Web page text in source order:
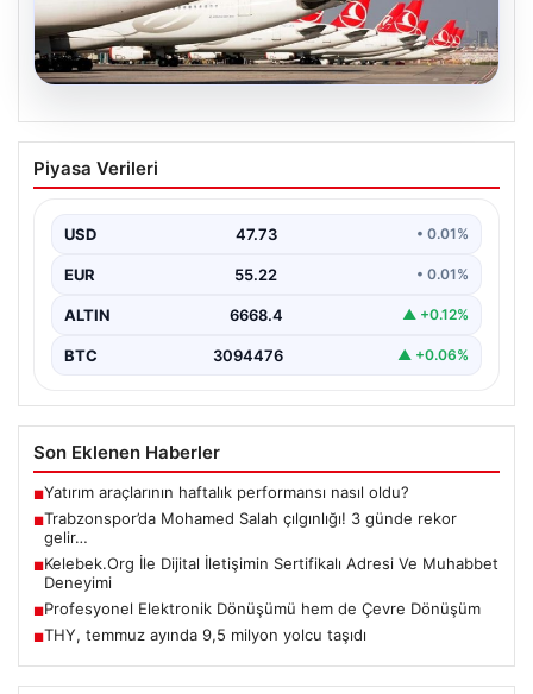
THY, temmuz ayında 9,5 milyon yolcu
taşıdı
Piyasa Verileri
USD 47.73 • 0.01%
EUR 55.22 • 0.01%
ALTIN 6668.4 ▲ +0.12%
BTC 3094476 ▲ +0.06%
Son Eklenen Haberler
■Yatırım araçlarının haftalık performansı nasıl oldu?
■Trabzonspor’da Mohamed Salah çılgınlığı! 3 günde rekor
gelir…
■Kelebek.Org İle Dijital İletişimin Sertifikalı Adresi Ve Muhabbet
Deneyimi
■Profesyonel Elektronik Dönüşümü hem de Çevre Dönüşüm
■THY, temmuz ayında 9,5 milyon yolcu taşıdı